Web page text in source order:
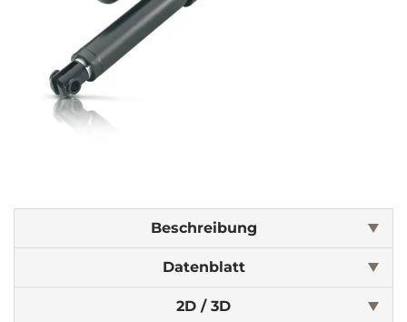
Beschreibung
Datenblatt
2D / 3D